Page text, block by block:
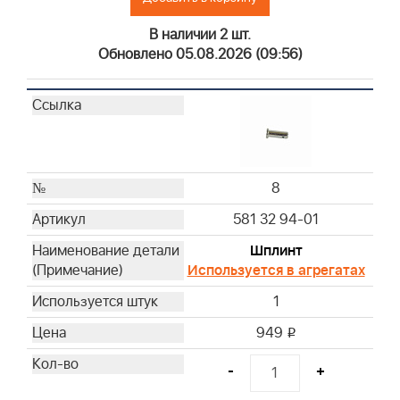
В наличии 2 шт.
Обновлено 05.08.2026 (09:56)
8
581 32 94-01
Шплинт
Используется в агрегатах
1
949 i
- +